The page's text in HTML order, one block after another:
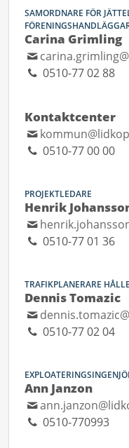
SAMORDNARE FÖR
Carina Grimling
0510-77 02 88
Kontaktcenter
0510-77 00 00
PROJEKTLEDARE
Henrik
0510-77 01 36
TRAFIKPLANERARE
Dennis Tomazic
0510-77 02 04
Ann Janzon
0510-770993